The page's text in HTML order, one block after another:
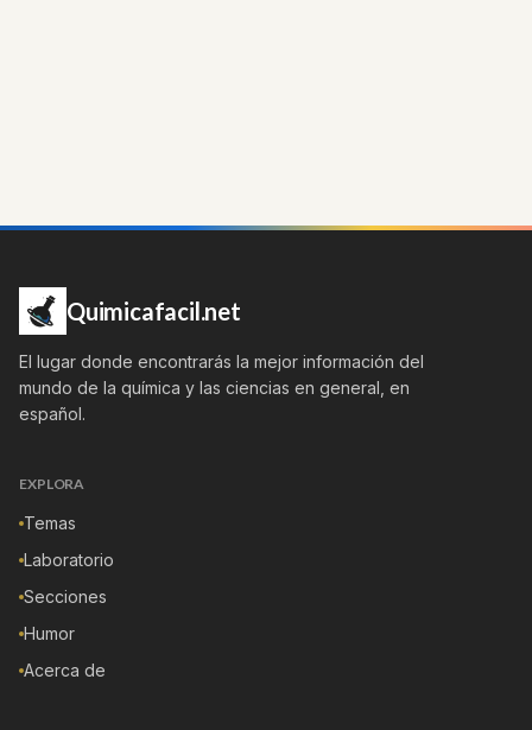
Quimicafacil.net
El lugar donde encontrarás la mejor información del
mundo de la química y las ciencias en general, en
español.
EXPLORA
Temas
Laboratorio
Secciones
Humor
Acerca de